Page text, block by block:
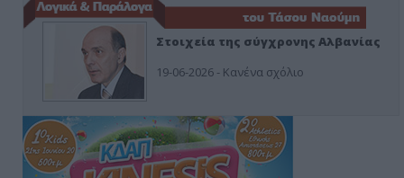
Στοιχεία της σύγχρονης Αλβανίας
19-06-2026 - Κανένα σχόλιο